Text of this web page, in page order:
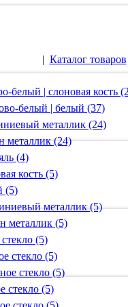
| Каталог товаров
белый | слоновая кость
белый | белый (37)
металлик (24)
металлик (24)
(4)
кость (5)
(5)
металлик (5)
металлик (5)
(5)
стекло (5)
стекло (5)
стекло (5)